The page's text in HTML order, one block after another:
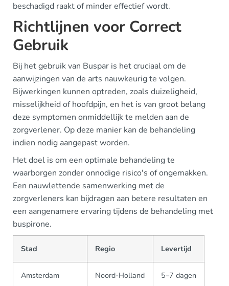
beschadigd raakt of minder effectief wordt.
Richtlijnen voor Correct
Gebruik
Bij het gebruik van Buspar is het cruciaal om de
aanwijzingen van de arts nauwkeurig te volgen.
Bijwerkingen kunnen optreden, zoals duizeligheid,
misselijkheid of hoofdpijn, en het is van groot belang
deze symptomen onmiddellijk te melden aan de
zorgverlener. Op deze manier kan de behandeling
indien nodig aangepast worden.
Het doel is om een optimale behandeling te
waarborgen zonder onnodige risico's of ongemakken.
Een nauwlettende samenwerking met de
zorgverleners kan bijdragen aan betere resultaten en
een aangenamere ervaring tijdens de behandeling met
buspirone.
Stad Regio Levertijd
Amsterdam Noord-Holland 5–7 dagen